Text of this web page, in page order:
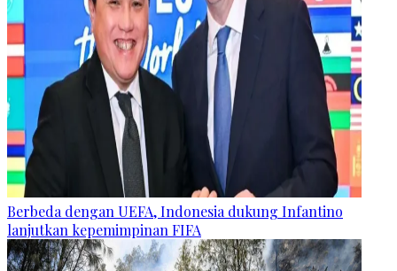
Berbeda dengan UEFA, Indonesia dukung Infantino
lanjutkan kepemimpinan FIFA